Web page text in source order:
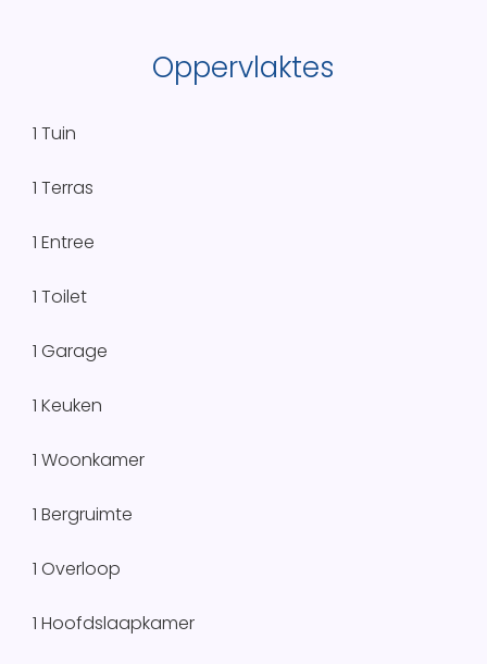
Oppervlaktes
1 Tuin
1 Terras
1 Entree
1 Toilet
1 Garage
1 Keuken
1 Woonkamer
1 Bergruimte
1 Overloop
1 Hoofdslaapkamer